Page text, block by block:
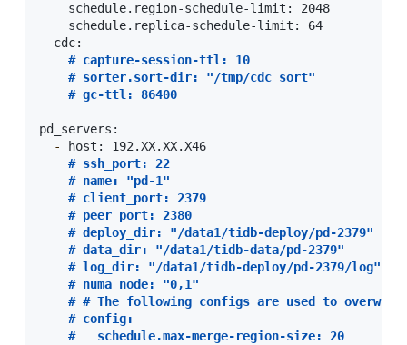
    schedule.region-schedule-limit: 2048
    schedule.replica-schedule-limit: 64
  cdc:
# capture-session-ttl: 10
# sorter.sort-dir: "/tmp/cdc_sort"
# gc-ttl: 86400
pd_servers:
-
host: 192.XX.XX.X46
# ssh_port: 22
# name: "pd-1"
# client_port: 2379
# peer_port: 2380
# deploy_dir: "/data1/tidb-deploy/pd-2379"
# data_dir: "/data1/tidb-data/pd-2379"
# log_dir: "/data1/tidb-deploy/pd-2379/log"
# numa_node: "0,1"
# # The following configs are used to
# config:
#
   schedule.max-merge-region-size: 20